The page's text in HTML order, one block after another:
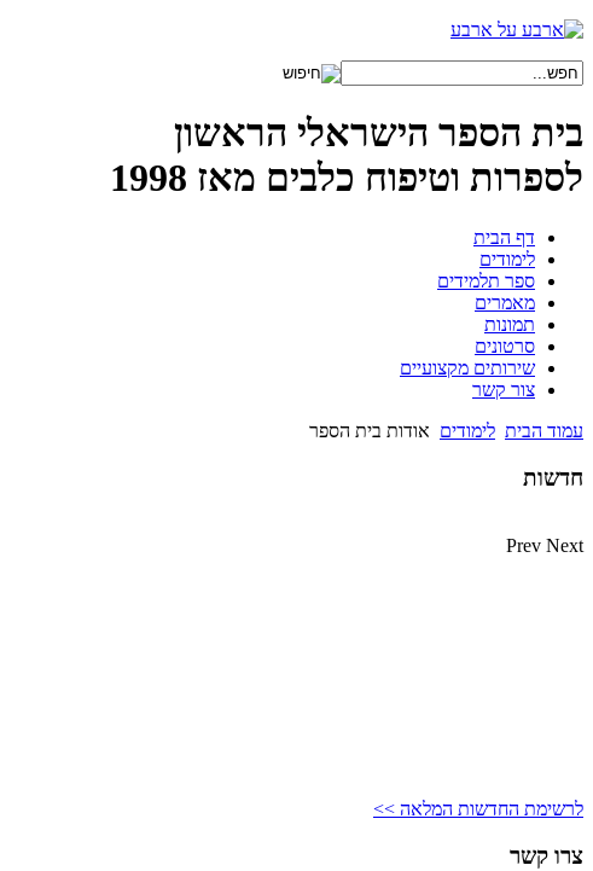
בית הספר הישראלי הראשון
לספרות וטיפוח כלבים מאז 1998
דף הבית
לימודים
ספר תלמידים
מאמרים
תמונות
סרטונים
שירותים מקצועיים
צור קשר
עמוד הבית לימודים אודות בית הספר
חדשות
Prev Next
לרשימת החדשות המלאה >>
צרו קשר